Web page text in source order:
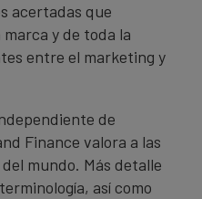
acertadas que
y de toda la
entre el marketing y
de
Finance valora a las
mundo. Más detalle
así como